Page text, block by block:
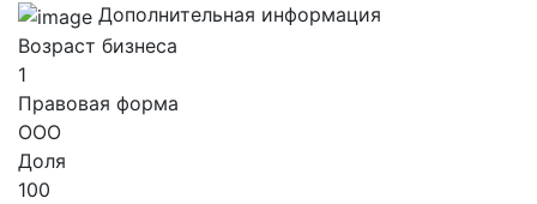
Дополнительная информация
Возраст бизнеса
1
Правовая форма
ООО
Доля
100